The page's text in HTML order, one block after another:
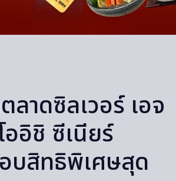
ลาดซิลเวอร์ เอจ
ออิชิ ซีเนียร์
บสิทธิพิเศษสุด